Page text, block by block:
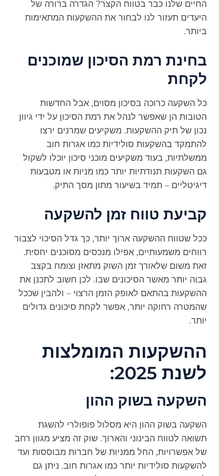
החיים שלנו כבר בטווח הקצר? הגדרה ברורה של
היעדים תעזור לנו לבחור את ההשקעות המתאימות
ביותר.
בחינת רמת הסיכון שמוכנים
לקחת
כל השקעה כרוכה בסיכון מסוים, אבל החדשות
הטובות הן שאפשר לנהל את רמת הסיכון על ידי גיוון
נכון של תיק ההשקעות. משקיעים שמרנים ירצו
להתמקד בהשקעות סולידיות כמו אגרות חוב
ממשלתיות, בעוד משקיעים מוכני סיכון יוכלו לשקול
גם השקעות תנודתיות יותר כמו מניות או מטבעות
דיגיטליים – תמיד בשיעור מתון מסך התיק.
קביעת טווח זמן להשקעה
ככל שטווח ההשקעה ארוך יותר, כך גדל הסיכוי לצבור
רווחים משמעותיים, אפילו מנכסים מסוכנים יחסית.
זאת משום שלאורך זמן השוק מתאזן וצומח בקצב
גבוה יותר מאשר הסיכונים שבו. לכן חשוב לתכנן את
ההשקעות בהתאם לאופק הזמן הרצוי – ולהבין שככל
שהמטרה רחוקה יותר, אפשר לקחת סיכונים גדולים
יותר.
ההשקעות המומלצות
לשנת 2025:
השקעה בשוק ההון
השקעה בשוק ההון היא מסלול פופולרי להשגת
תשואה לטווח הבינוני והארוך. שוק זה מציע מגוון רחב
של אפשרויות, החל ממניות של חברות מבוססות ועד
להשקעות סולידיות יותר כמו אגרות חוב. ניתן גם